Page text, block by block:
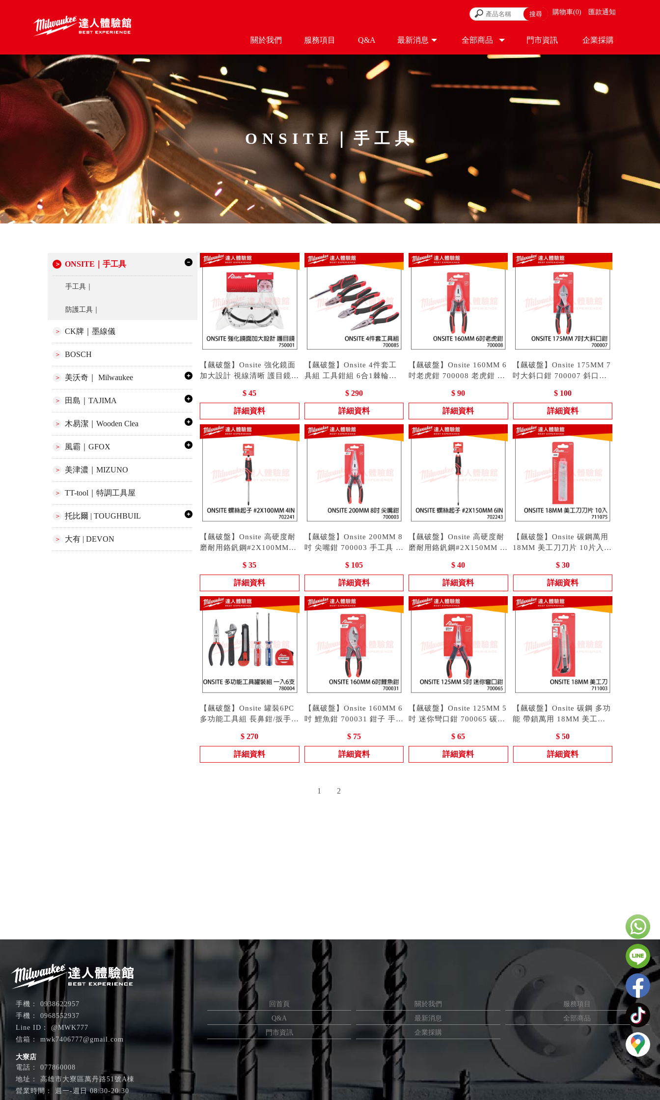
購物車 0 匯款通知
關於我們 服務項目 Q&A 最新消息 全部商品
PRODUCT
門市資訊
STORE
企業採購
ONSITE｜手工具
ONSITE｜手工具
手工具｜
防護工具｜
CK牌｜墨線儀
BOSCH
美沃奇｜ Milwaukee
田島｜TAJIMA
木易潔｜Wooden Clea
風霸｜GFOX
美津濃｜MIZUNO
TT-tool｜特調工具屋
托比爾 | TOUGHBUIL
大有 | DEVON
【飆破盤】Onsite 強化鏡面
加大設計 視線清晰 護目鏡
戴眼鏡使用 抗刮 耐磨
$ 45
詳細資料
【飆破盤】Onsite 4件套工
具組 工具鉗組 6合1棘輪起
尖嘴鉗 老虎鉗 斜口鉗
$ 290
詳細資料
【飆破盤】Onsite 160MM 6
吋老虎鉗 700008 老虎鉗 手
$ 90
詳細資料
【飆破盤】Onsite 175MM 7
吋大斜口鉗 700007 斜口鉗
$ 100
詳細資料
【飆破盤】Onsite 高硬度耐
磨耐用鉻釩鋼#2X100MM螺
$ 35
詳細資料
【飆破盤】Onsite 200MM 8
吋 尖嘴鉗 700003 手工具 鉗
$ 105
詳細資料
【飆破盤】Onsite 高硬度耐
磨耐用鉻釩鋼#2X150MM 螺
$ 40
詳細資料
【飆破盤】Onsite 碳鋼萬用
18MM 美工刀刀片 10片入
$ 30
詳細資料
【飆破盤】Onsite 罐裝6PC
多功能工具組 長鼻鉗/扳手/
780004 手工具組
$ 270
詳細資料
【飆破盤】Onsite 160MM 6
吋 鯉魚鉗 700031 鉗子 手工
$ 75
詳細資料
【飆破盤】Onsite 125MM 5
吋 迷你彎口鉗 700065 碳鋼
$ 65
詳細資料
【飆破盤】Onsite 碳鋼 多功
能 帶鎖萬用 18MM 美工刀
$ 50
詳細資料
1 2
@MWK777
0968552937
0938622957
mwk7406777@gmail.com
大寮店
077860008
高雄市大寮區萬丹路51號A棟
週一-週日 08:30-20:30
回首頁 關於我們
服務項目
Q&A
最新消息
全部商品
門市資訊
企業採購